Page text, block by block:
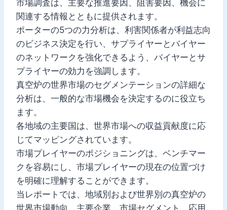
市場調査は、主要な推進要因、阻害要因、機会に
関連する情報とともに提供されます。
ポーターの5つの力分析は、利害関係者が利益志向
のビジネス決定を行い、サプライヤーとバイヤー
のネットワークを強化できるよう、バイヤーとサ
プライヤーの効力を強調します。
真空炉の世界市場のセグメンテーションの詳細な
分析は、一般的な市場機会を決定するのに役立ち
ます。
各地域の主要国は、世界市場への収益貢献度に応
じてマッピングされています。
市場プレイヤーのポジショニングは、ベンチマー
クを容易にし、市場プレイヤーの現在の位置づけ
を明確に理解することができます。
当レポートでは、地域別および世界別の真空炉の
世界市場動向、主要企業、市場セグメント、応用